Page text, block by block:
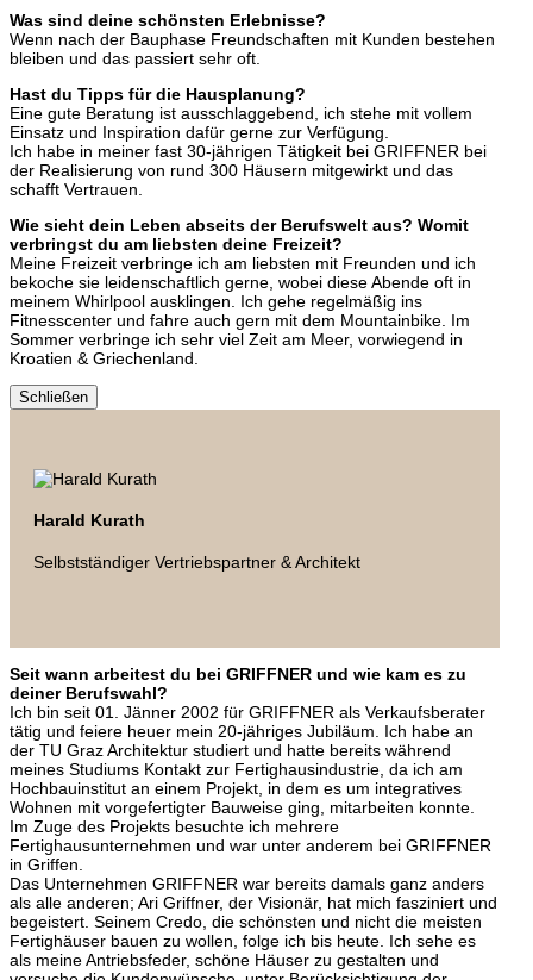
Was sind deine schönsten Erlebnisse?
Wenn nach der Bauphase Freundschaften mit Kunden bestehen
bleiben und das passiert sehr oft.
Hast du Tipps für die Hausplanung?
Eine gute Beratung ist ausschlaggebend, ich stehe mit vollem
Einsatz und Inspiration dafür gerne zur Verfügung.
Ich habe in meiner fast 30-jährigen Tätigkeit bei GRIFFNER bei
der Realisierung von rund 300 Häusern mitgewirkt und das
schafft Vertrauen.
Wie sieht dein Leben abseits der Berufswelt aus? Womit
verbringst du am liebsten deine Freizeit?
Meine Freizeit verbringe ich am liebsten mit Freunden und ich
bekoche sie leidenschaftlich gerne, wobei diese Abende oft in
meinem Whirlpool ausklingen. Ich gehe regelmäßig ins
Fitnesscenter und fahre auch gern mit dem Mountainbike. Im
Sommer verbringe ich sehr viel Zeit am Meer, vorwiegend in
Kroatien & Griechenland.
Schließen
Harald Kurath
Selbstständiger Vertriebspartner & Architekt
Seit wann arbeitest du bei GRIFFNER und wie kam es zu
deiner Berufswahl?
Ich bin seit 01. Jänner 2002 für GRIFFNER als Verkaufsberater
tätig und feiere heuer mein 20-jähriges Jubiläum. Ich habe an
der TU Graz Architektur studiert und hatte bereits während
meines Studiums Kontakt zur Fertighausindustrie, da ich am
Hochbauinstitut an einem Projekt, in dem es um integratives
Wohnen mit vorgefertigter Bauweise ging, mitarbeiten konnte.
Im Zuge des Projekts besuchte ich mehrere
Fertighausunternehmen und war unter anderem bei GRIFFNER
in Griffen.
Das Unternehmen GRIFFNER war bereits damals ganz anders
als alle anderen; Ari Griffner, der Visionär, hat mich fasziniert und
begeistert. Seinem Credo, die schönsten und nicht die meisten
Fertighäuser bauen zu wollen, folge ich bis heute. Ich sehe es
als meine Antriebsfeder, schöne Häuser zu gestalten und